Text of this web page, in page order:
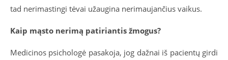
tad nerimastingi tėvai užaugina nerimaujančius vaikus.
Kaip mąsto nerimą patiriantis žmogus?
Medicinos psichologė pasakoja, jog dažnai iš pacientų girdi